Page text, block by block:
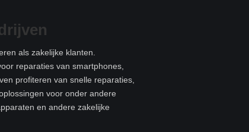
als zakelijke klanten.
reparaties van smartphones,
profiteren van snelle reparaties,
voor onder andere
en andere zakelijke